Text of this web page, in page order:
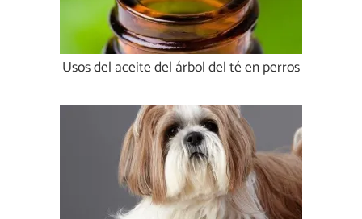
Usos del aceite del árbol del té en perros